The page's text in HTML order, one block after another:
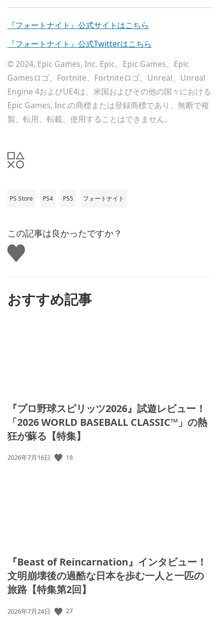
『フォートナイト』公式サイトはこちら
『フォートナイト』公式Twitterはこちら
© 2024, Epic Games, Inc. Epic、Epic Games、Epic
Gamesロゴ、Fortnite、Fortniteロゴ、Unreal、Unreal
Engine 4およびUE4は、米国およびその他の国々における
Epic Games, Inc.の商標または登録商標であり、無断で複
製、転用、転載、使用することはできません。
PS Store PS4 PS5 フォートナイト
この記事は良かったですか？
い
い
おすすめ記事
『プロ野球スピリッツ2026』試遊レビュー！
「2026 WORLD BASEBALL CLASSIC™」の熱
狂が蘇る【特集】
公
2026年7月16日 18
『Beast of Reincarnation』インタビュー！
文明崩壊後の過酷な日本を歩む一人と一匹の
旅路【特集第2回】
公
2026年7月24日 27